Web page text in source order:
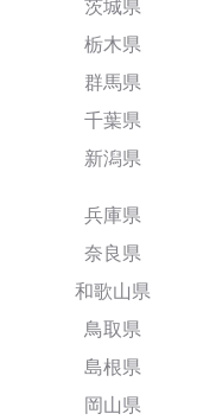
茨城県
栃木県
群馬県
千葉県
新潟県
兵庫県
奈良県
和歌山県
鳥取県
島根県
岡山県